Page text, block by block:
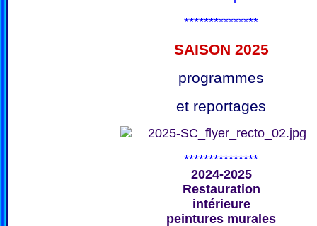
***************
SAISON 2025
programmes
et reportages
***************
2024-2025
Restauration
intérieure
peintures murales